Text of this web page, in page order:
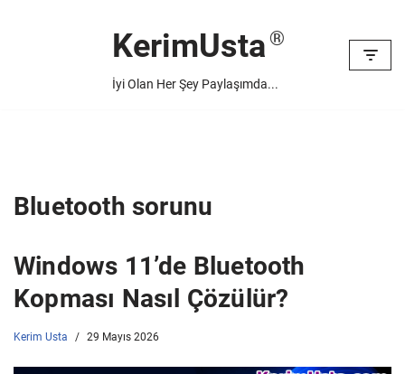
KerimUsta
İyi Olan Her Şey Paylaşımda...
Bluetooth sorunu
Windows 11’de Bluetooth
Kopması Nasıl Çözülür?
Kerim Usta 29 Mayıs 2026